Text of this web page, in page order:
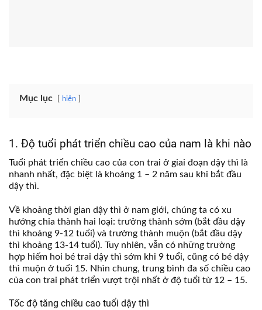
Mục lục hiện
1. Độ tuổi phát triển chiều cao của nam là khi nào
Tuổi phát triển chiều cao của con trai ở giai đoạn dậy thì là
nhanh nhất, đặc biệt là khoảng 1 – 2 năm sau khi bắt đầu
dậy thì.
Về khoảng thời gian dậy thì ở nam giới, chúng ta có xu
hướng chia thành hai loại: trưởng thành sớm (bắt đầu dậy
thì khoảng 9-12 tuổi) và trưởng thành muộn (bắt đầu dậy
thì khoảng 13-14 tuổi). Tuy nhiên, vẫn có những trường
hợp hiếm hoi bé trai dậy thì sớm khi 9 tuổi, cũng có bé dậy
thì muộn ở tuổi 15. Nhìn chung, trung bình đa số chiều cao
của con trai phát triển vượt trội nhất ở độ tuổi từ 12 – 15.
Tốc độ tăng chiều cao tuổi dậy thì